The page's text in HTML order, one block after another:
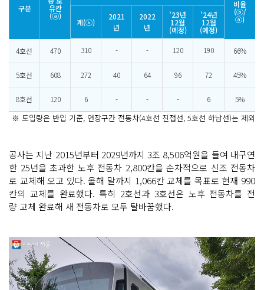
구분 유칸
(ⓐ)
비율
(ⓑ/
ⓐ)
계(ⓑ)
2021
년
2022
년
’23년
12월
(예정)
’24년
12월
(예정)
4호선 470 310 - - 120 190 66%
5호선 608 272 40 64 96 72 45%
8호선 120 6 - - - 6 5%
※ 도입량은 반입 기준, 연장구간 전동차(4호선 진접선, 5호선 하남선)는 제외
공사는 지난 2015년부터 2029년까지 3조 8,506억원을 들여 내구연
한 25년을 초과한 노후 전동차 2,800칸을 순차적으로 신조 전동차
로 교체해 오고 있다. 올해 말까지 1,066칸 교체를 목표로 현재 990
칸의 교체를 완료했다. 특히 2호선과 3호선은 노후 전동차를 전
량 교체 완료해 새 전동차로 모두 탈바꿈했다.